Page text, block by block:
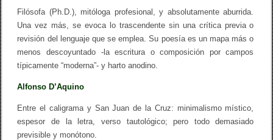
Filósofa (Ph.D.), mitóloga profesional, y absolutamente aburrida.
Una vez más, se evoca lo trascendente sin una crítica previa o
revisión del lenguaje que se emplea. Su poesía es un mapa más o
menos descoyuntado -la escritura o composición por campos
típicamente “moderna”- y harto anodino.
Alfonso D’Aquino
Entre el caligrama y San Juan de la Cruz: minimalismo místico,
espesor de la letra, verso tautológico; pero todo demasiado
previsible y monótono.